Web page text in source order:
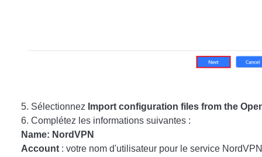
Sélectionnez Import configuration files from the
Complétez les informations suivantes :
Name: NordVPN
Account : votre nom d'utilisateur pour le service NordVPN